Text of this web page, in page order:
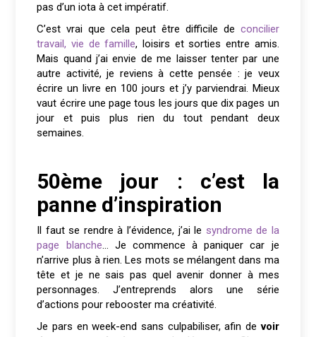
pas d’un iota à cet impératif.
C’est vrai que cela peut être difficile de concilier
travail, vie de famille, loisirs et sorties entre amis.
Mais quand j’ai envie de me laisser tenter par une
autre activité, je reviens à cette pensée : je veux
écrire un livre en 100 jours et j’y parviendrai. Mieux
vaut écrire une page tous les jours que dix pages un
jour et puis plus rien du tout pendant deux
semaines.
50ème jour : c’est la
panne d’inspiration
Il faut se rendre à l’évidence, j’ai le syndrome de la
page blanche… Je commence à paniquer car je
n’arrive plus à rien. Les mots se mélangent dans ma
tête et je ne sais pas quel avenir donner à mes
personnages. J’entreprends alors une série
d’actions pour rebooster ma créativité.
Je pars en week-end sans culpabiliser, afin devoir